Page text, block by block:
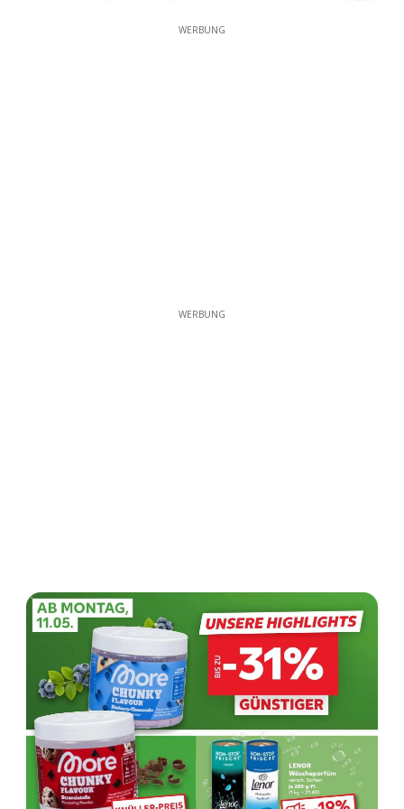
WERBUNG
WERBUNG